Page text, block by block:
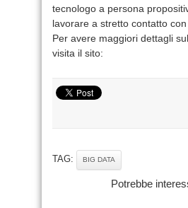
tecnologo a persona
lavorare a stretto contatto con
Per avere maggiori dettagli
visita il sito:
TAG: BIG DATA
Potrebbe